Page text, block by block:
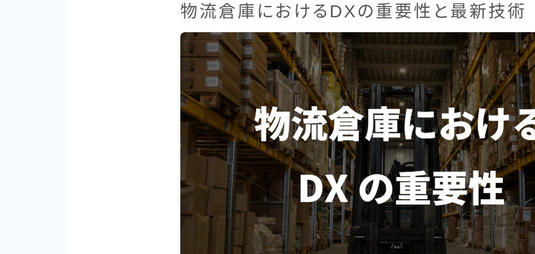
Linkores AGF スタッカ
ー
Linkores AGF 水平搬送
モデル
Linkores AGF CBD20H
シャトルラックシステム
標準型シャトル
重量型シャトル
薄型シャトル
AMR (自律走行搬送ロボッ
ト)
TransPallet
衣類品製造
物流倉庫におけるDXの重要性と最新技術